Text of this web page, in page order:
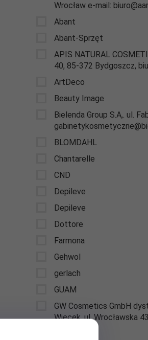
Wrocław e-mail:
Abant
Abant-Sprzęt
APIS NATURAL
40, 85-372 Bydgoszcz,
ArtDeco
Beauty Image
Bielenda Group S.A,. ul.
BLOMDAHL
Chantarelle
CND
Depileve
Depileve
Dottore
Farmona
Gehwol
gerlach
GUAM
GW Cosmetics GmbH
Więcek, ul. Wrocławska